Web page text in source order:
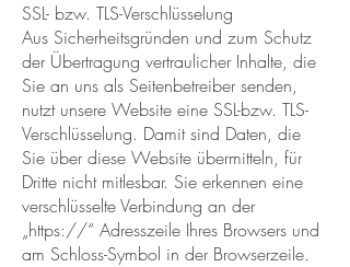
SSL- bzw. TLS-Verschlüsselung
Aus Sicherheitsgründen und zum Schutz
der Übertragung vertraulicher Inhalte, die
Sie an uns als Seitenbetreiber senden,
nutzt unsere Website eine SSL-bzw. TLS-
Verschlüsselung. Damit sind Daten, die
Sie über diese Website übermitteln, für
Dritte nicht mitlesbar. Sie erkennen eine
verschlüsselte Verbindung an der
„https://“ Adresszeile Ihres Browsers und
am Schloss-Symbol in der Browserzeile.